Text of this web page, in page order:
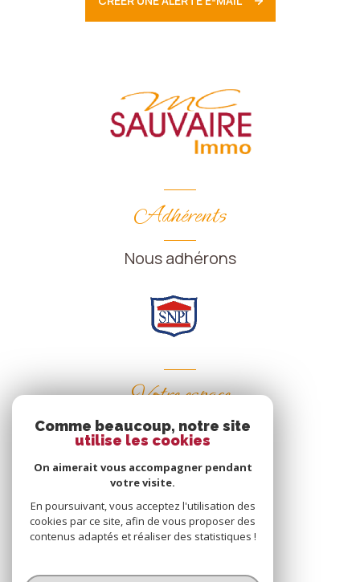
Adhérents
Nous adhérons
Votre espace
Espace propriétaire
SE CONNECTER
© 2026 | Tous droits réservés
Comme beaucoup, notre site
utilise les cookies
On aimerait vous accompagner pendant
votre visite.
En poursuivant, vous acceptez l'utilisation des
cookies par ce site, afin de vous proposer des
contenus adaptés et réaliser des statistiques !